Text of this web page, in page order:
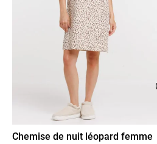
aux favoris
rapide
Chemise de nuit léopard femme